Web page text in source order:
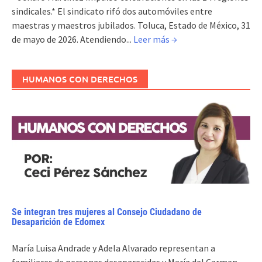
sindicales.* El sindicato rifó dos automóviles entre
maestras y maestros jubilados. Toluca, Estado de México, 31
de mayo de 2026. Atendiendo... Leer más →
HUMANOS CON DERECHOS
Se integran tres mujeres al Consejo Ciudadano de
Desaparición de Edomex
María Luisa Andrade y Adela Alvarado representan a